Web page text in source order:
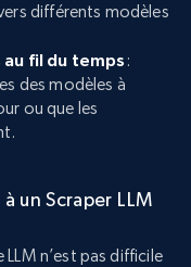
différents modèles
fil du temps :
des modèles à
ou que les
un Scraper LLM
n’est pas difficile